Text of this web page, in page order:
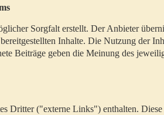
Sorgfalt erstellt. Der Anbieter
Inhalte. Die Nutzung der
Beiträge geben die Meinung des
Dritter ("externe Links") enthalten.